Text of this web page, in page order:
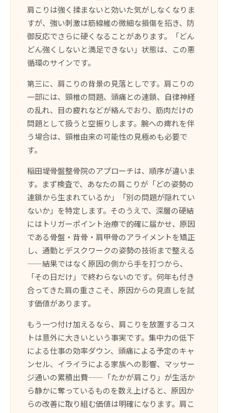
肩こりは強く揉まないと効いた気がしなくなりま
すが、強い刺激は筋線維の微細な損傷を招き、防
御反応でさらに硬くなることがあります。「どん
どん強くしないと満足できない」状態は、この悪
循環のサインです。
第三に、肩こりの背景の見落としです。肩こりの
一部には、頸椎の問題、頭痛との連鎖、自律神経
の乱れ、目の疲れなどが絡んでおり、筋肉だけの
問題として扱うと空振りします。腕への痺れを伴
う場合は、頸椎由来の可能性の見極めも必要で
す。
稲田堤骨盤整骨院のアプローチは、順序が違いま
す。まず検査で、あなたの肩こりが「どの姿勢の
連鎖から生まれているか」「別の問題が隠れてい
ないか」を特定します。そのうえで、深層の硬結
にはトリガーポイント治療で的確に届かせ、原因
である骨盤・背骨・肩甲骨のアライメントを矯正
し、通勤とデスクワークの姿勢の技術まで整える
——結果ではなく原因の側から手を打つから、
「その日だけ」で終わらないのです。何年も付き
合ってきた肩の重さこそ、原因からの見直しを試
す価値があります。
もう一つ付け加えるなら、肩こりを放置するコス
トは意外に大きいという事実です。集中力の低下
による仕事の効率ダウン、頭痛による予定のキャ
ンセル、イライラによる家族への影響、マッサー
ジ通いの累積出費——「たかが肩こり」が生活か
ら静かに奪っているものを数え上げると、原因か
らの改善に取り組む価値は明確になります。肩こ